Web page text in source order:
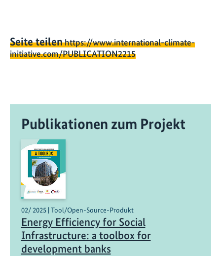
Seite teilenhttps://www.international-climate-
initiative.com/PUBLICATION2215
Publikationen zum Projekt
02/ 2025 | Tool/Open-Source-Produkt
Energy Efficiency for Social
Infrastructure: a toolbox for
development banks